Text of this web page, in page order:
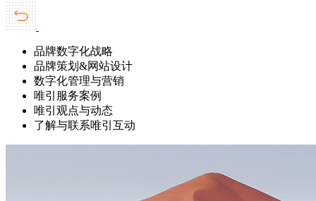
品牌数字化战略
品牌策划&网站设计
数字化管理与营销
唯引服务案例
唯引观点与动态
了解与联系唯引互动